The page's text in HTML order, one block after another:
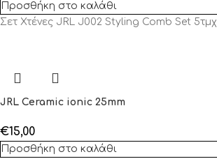
Προσθήκη στο καλάθι
Σετ Χτένες JRL J002 Styling Comb Set 5τμχ
JRL Ceramic ionic 25mm
€15,00
Προσθήκη στο καλάθι